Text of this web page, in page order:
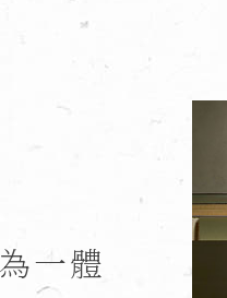
一體